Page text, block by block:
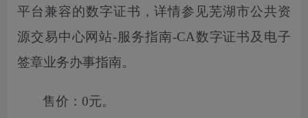
平台兼容的数字证书，详情参见芜湖市公共资
源交易中心网站-服务指南-CA数字证书及电子
签章业务办事指南。
售价：0元。